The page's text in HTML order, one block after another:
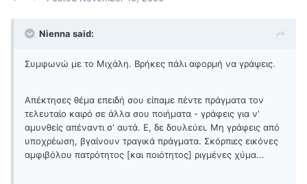
Nienna said:
Συμφωνώ με το Μιχάλη. Βρήκες πάλι αφορμή να γράψεις.
Απέκτησες θέμα επειδή σου είπαμε πέντε πράγματα τον
τελευταίο καιρό σε άλλα σου ποιήματα - γράφεις για ν'
αμυνθείς απέναντι σ' αυτά. Ε, δε δουλεύει. Μη γράφεις από
υποχρέωση, βγαίνουν τραγικά πράγματα. Σκόρπιες εικόνες
αμφιβόλου πατρότητος [και ποιότητος] ριγμένες χύμα...